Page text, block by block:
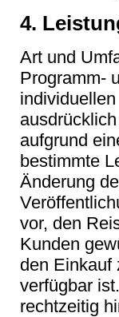
4.
Art und
Programm-
aufgrund
bestimmte
Änderung
vor, den
Kunden
den Einkauf
verfügbar
rechtzeitig